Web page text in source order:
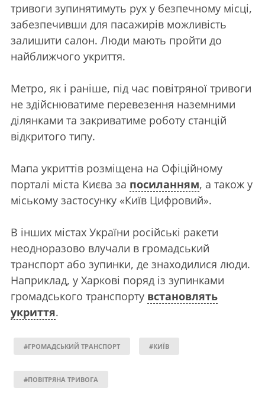
тривоги зупинятимуть рух у безпечному місці,
забезпечивши для пасажирів можливість
залишити салон. Люди мають пройти до
найближчого укриття.
Метро, як і раніше, під час повітряної тривоги
не здійснюватиме перевезення наземними
ділянками та закриватиме роботу станцій
відкритого типу.
Мапа укриттів розміщена на Офіційному
порталі міста Києва за посиланням, а також у
міському застосунку «Київ Цифровий».
В інших містах України російські ракети
неодноразово влучали в громадський
транспорт або зупинки, де знаходилися люди.
Наприклад, у Харкові поряд із зупинками
громадського транспорту встановлять
укриття.
#ГРОМАДСЬКИЙ ТРАНСПОРТ #КИЇВ
#ПОВІТРЯНА ТРИВОГА